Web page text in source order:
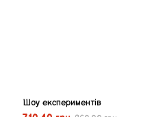
Шоу експериментів